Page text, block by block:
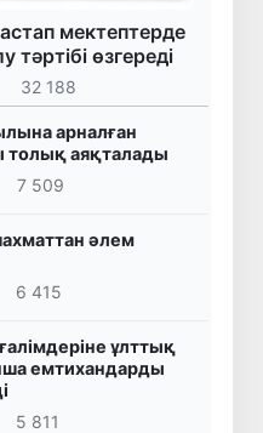
мектептерде
тәртібі өзгереді
32 188
арналған
толық аяқталады
7 509
әлем
6 415
ұлттық
емтихандарды
5 811